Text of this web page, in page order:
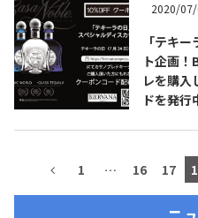
COPYRIGHT ©
2020/
「テキ
ト企画
レを購入
ドを発行
1 … 16 17